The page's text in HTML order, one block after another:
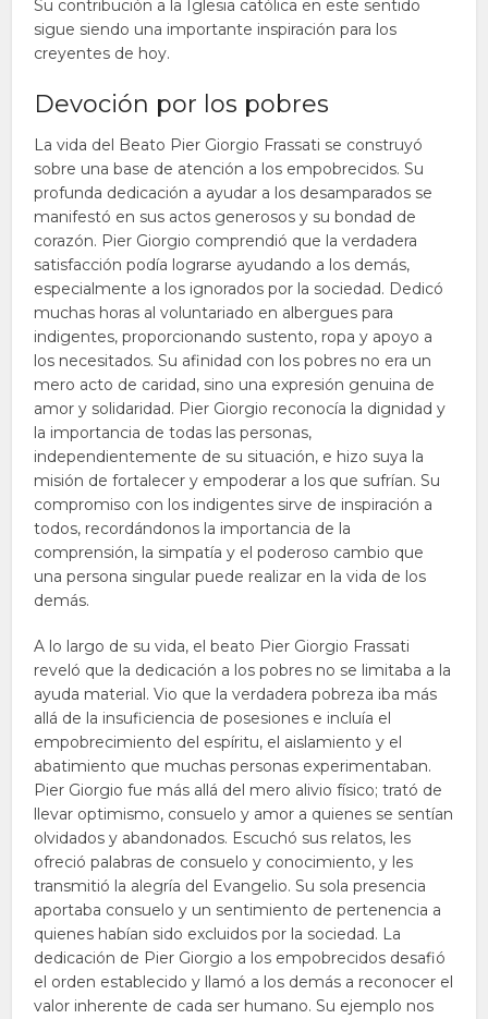
Su contribución a la Iglesia católica en este sentido
sigue siendo una importante inspiración para los
creyentes de hoy.
Devoción por los pobres
La vida del Beato Pier Giorgio Frassati se construyó
sobre una base de atención a los empobrecidos. Su
profunda dedicación a ayudar a los desamparados se
manifestó en sus actos generosos y su bondad de
corazón. Pier Giorgio comprendió que la verdadera
satisfacción podía lograrse ayudando a los demás,
especialmente a los ignorados por la sociedad. Dedicó
muchas horas al voluntariado en albergues para
indigentes, proporcionando sustento, ropa y apoyo a
los necesitados. Su afinidad con los pobres no era un
mero acto de caridad, sino una expresión genuina de
amor y solidaridad. Pier Giorgio reconocía la dignidad y
la importancia de todas las personas,
independientemente de su situación, e hizo suya la
misión de fortalecer y empoderar a los que sufrían. Su
compromiso con los indigentes sirve de inspiración a
todos, recordándonos la importancia de la
comprensión, la simpatía y el poderoso cambio que
una persona singular puede realizar en la vida de los
demás.
A lo largo de su vida, el beato Pier Giorgio Frassati
reveló que la dedicación a los pobres no se limitaba a la
ayuda material. Vio que la verdadera pobreza iba más
allá de la insuficiencia de posesiones e incluía el
empobrecimiento del espíritu, el aislamiento y el
abatimiento que muchas personas experimentaban.
Pier Giorgio fue más allá del mero alivio físico; trató de
llevar optimismo, consuelo y amor a quienes se sentían
olvidados y abandonados. Escuchó sus relatos, les
ofreció palabras de consuelo y conocimiento, y les
transmitió la alegría del Evangelio. Su sola presencia
aportaba consuelo y un sentimiento de pertenencia a
quienes habían sido excluidos por la sociedad. La
dedicación de Pier Giorgio a los empobrecidos desafió
el orden establecido y llamó a los demás a reconocer el
valor inherente de cada ser humano. Su ejemplo nos